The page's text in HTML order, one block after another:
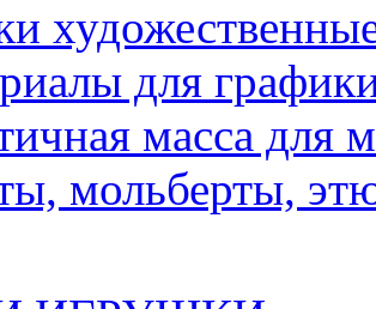
для
масса для
мольберты,